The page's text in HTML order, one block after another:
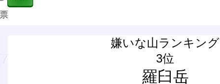
嫌いな山ランキング
3位
羅臼岳